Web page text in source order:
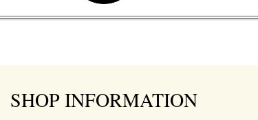
SHOP INFORMATION